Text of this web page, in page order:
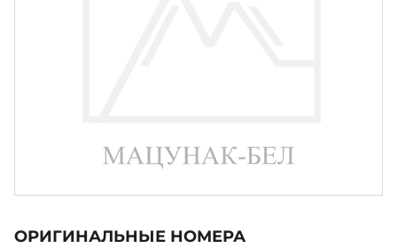
ОРИГИНАЛЬНЫЕ НОМЕРА